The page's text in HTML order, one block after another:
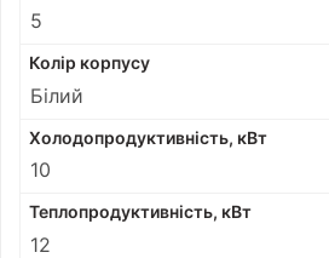
5
Колір корпусу
Білий
Холодопродуктивність, кВт
10
Теплопродуктивність, кВт
12